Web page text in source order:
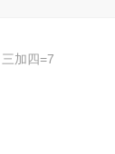
加四=7